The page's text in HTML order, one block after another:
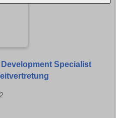
Specialist